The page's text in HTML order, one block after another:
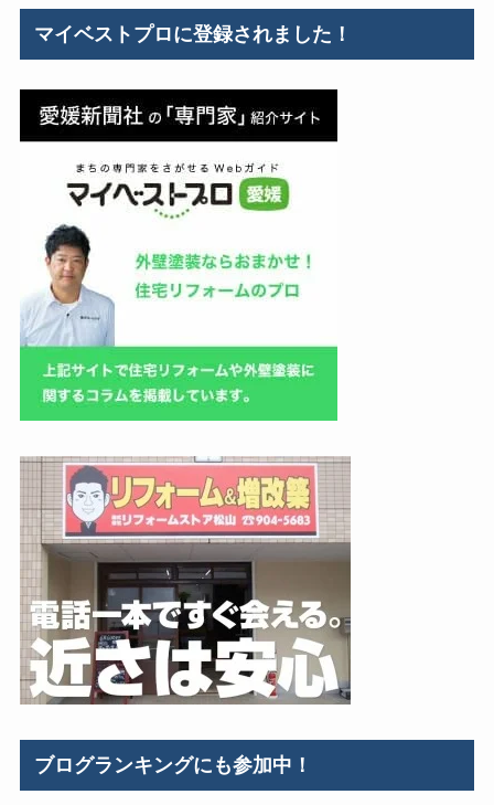
マイベストプロに登録されました！
ブログランキングにも参加中！